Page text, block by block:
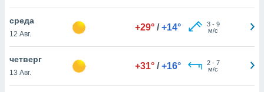
нашего
ВЫ
среда
12 Авг.
+29° / +14° 3- 9
м/с
четверг
13 Авг.
+31° / +16° 2- 7
м/с